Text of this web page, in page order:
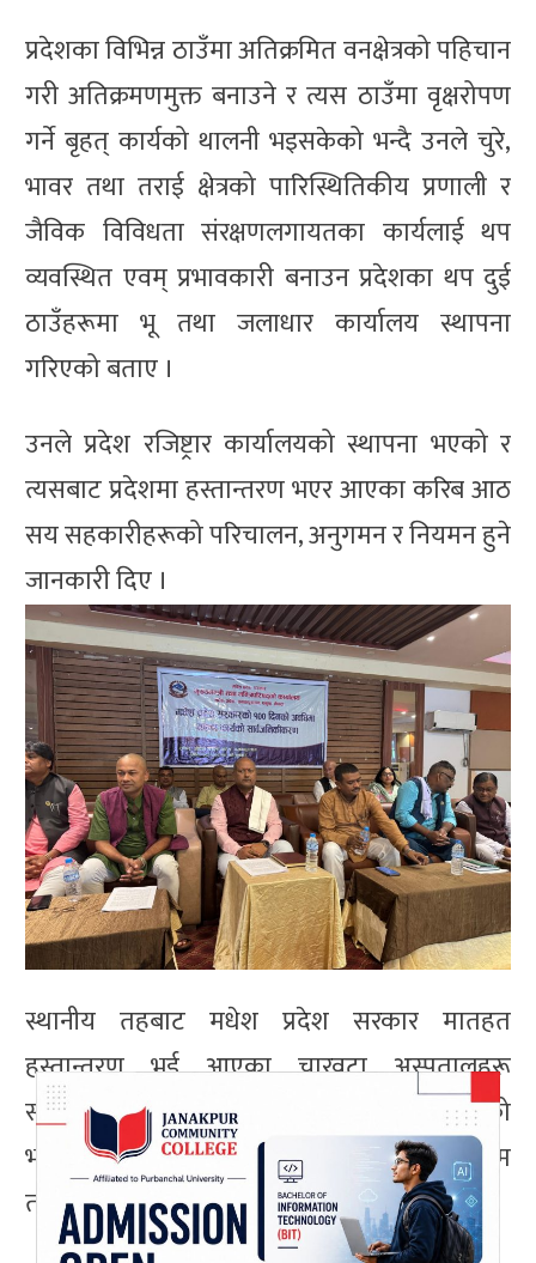
प्रदेशका विभिन्न ठाउँमा अतिक्रमित वनक्षेत्रको पहिचान
गरी अतिक्रमणमुक्त बनाउने र त्यस ठाउँमा वृक्षरोपण
गर्ने बृहत् कार्यको थालनी भइसकेको भन्दै उनले चुरे,
भावर तथा तराई क्षेत्रको पारिस्थितिकीय प्रणाली र
जैविक विविधता संरक्षणलगायतका कार्यलाई थप
व्यवस्थित एवम् प्रभावकारी बनाउन प्रदेशका थप दुई
ठाउँहरूमा भू तथा जलाधार कार्यालय स्थापना
गरिएको बताए ।
उनले प्रदेश रजिष्ट्रार कार्यालयको स्थापना भएको र
त्यसबाट प्रदेशमा हस्तान्तरण भएर आएका करिब आठ
सय सहकारीहरूको परिचालन, अनुगमन र नियमन हुने
जानकारी दिए ।
स्थानीय तहबाट मधेश प्रदेश सरकार मातहत
हस्तान्तरण भई आएका चारवटा अस्पतालहरू
सर्लाहीको धनकौल, पर्साको पोखरिया, सप्तरीको
भारदह, धनुषाको डुमरिया अहिले सञ्चालन हुने अन्तिम
तयारीमा रहेको पनि मुख्यमन्त्री सिँहले बताए ।